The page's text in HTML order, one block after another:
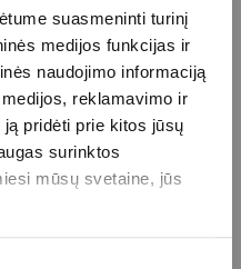
suasmeninti turinį
medijos funkcijas ir
naudojimo informaciją
reklamavimo ir
pridėti prie kitos jūsų
surinktos
mūsų svetaine, jūs
kviesti greitąją